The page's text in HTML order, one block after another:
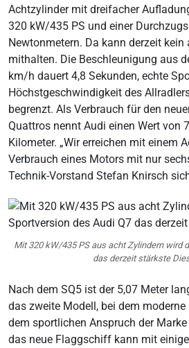
Achtzylinder mit dreifacher
320 kW/435 PS und einer
Newtonmetern. Da kann derzeit kein
mithalten. Die Beschleunigung aus
km/h dauert 4,8 Sekunden, echte
Höchstgeschwindigkeit des
begrenzt. Als Verbrauch für den
Quattros nennt Audi einen Wert von
Kilometer. „Wir erreichen mit einem
Verbrauch eines Motors mit nur
Technik-Vorstand Stefan Knirsch
Mit 320 kW/435 PS aus acht Zylindern wird
das derzeit stärkste
Nach dem SQ5 ist der 5,07 Meter
das zweite Modell, bei dem
dem sportlichen Anspruch der
das neue Flaggschiff kann mit